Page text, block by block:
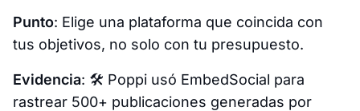
Punto: Elige una plataforma que coincida con
tus objetivos, no solo con tu presupuesto.
Evidencia: 🛠️ Poppi usó EmbedSocial para
rastrear 500+ publicaciones generadas por